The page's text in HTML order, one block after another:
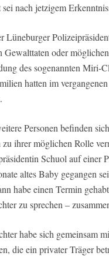
nach jetzigem
Lüneburger
Gewalttaten oder
des sogenannten Miri-
hatten im
Personen befinden
zu ihrer möglichen Rolle
Schuol auf einer
altes Baby gegangen
habe einen Termin
zu sprechen –
habe sich gemeinsam
die ein privater Träger